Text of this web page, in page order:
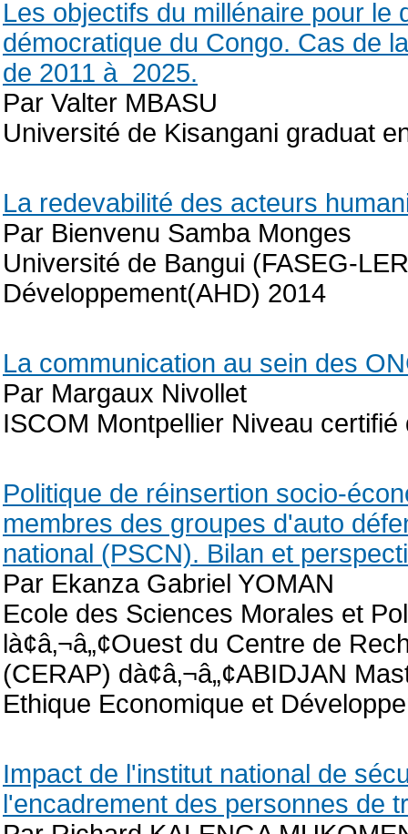
Les objectifs du millénaire pour le
démocratique du Congo. Cas de
de 2011 à 2025.
Par Valter MBASU
Université de Kisangani graduat
La redevabilité des acteurs
Par Bienvenu Samba Monges
Université de Bangui (FASEG-
Développement(AHD) 2014
La communication au sein des
Par Margaux Nivollet
ISCOM Montpellier Niveau
Politique de réinsertion socio-
membres des groupes d'auto
national (PSCN). Bilan et
Par Ekanza Gabriel YOMAN
Ecole des Sciences Morales et
là¢â‚¬â„¢Ouest du Centre de
(CERAP) dà¢â‚¬â„¢ABIDJAN
Ethique Economique et
Impact de l'institut national de
l'encadrement des personnes de